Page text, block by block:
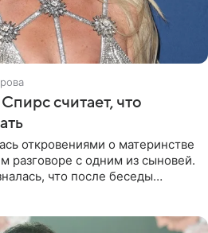
считает, что
откровениями о материнстве
разговоре с одним из сыновей.
что после беседы